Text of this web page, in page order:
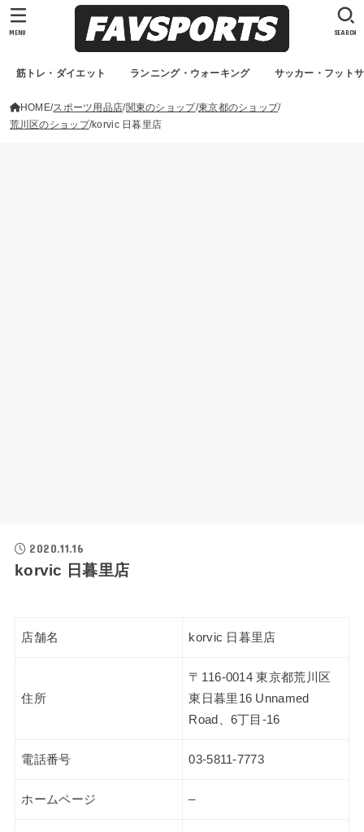
筋トレ・ダイエット ランニング・ウォーキング サッカー・フット
SEARCH
MENU
HOME スポーツ用品店 関東のショップ 東京都のショップ
荒川区のショップ korvic 日暮里店
2020.11.16
korvic 日暮里店
店舗名 korvic 日暮里店
住所
〒116-0014 東京都荒川区
東日暮里16 Unnamed
Road、6丁目-16
電話番号 03-5811-7773
ホームページ –